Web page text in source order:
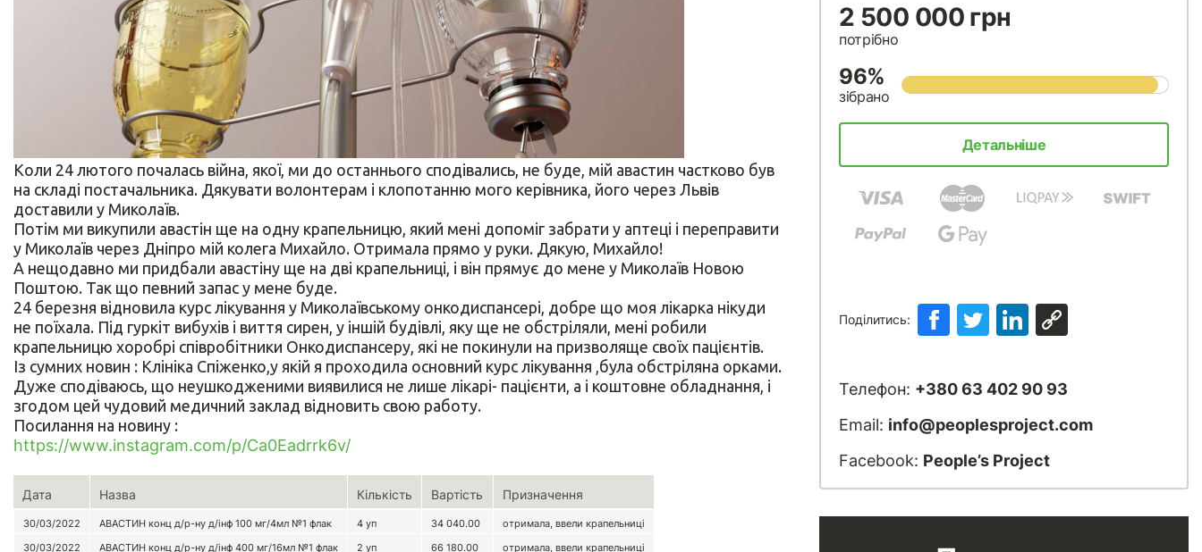
Коли 24 лютого почалась війна, якої, ми до останнього сподівались, не буде, мій авастин частково був
на складі постачальника. Дякувати волонтерам і клопотанню мого керівника, його через Львів
доставили у Миколаїв.
Потім ми викупили авастін ще на одну крапельницю, який мені допоміг забрати у аптеці і переправити
у Миколаїв через Дніпро мій колега Михайло. Отримала прямо у руки. Дякую, Михайло!
А нещодавно ми придбали авастіну ще на дві крапельниці, і він прямує до мене у Миколаїв Новою
Поштою. Так що певний запас у мене буде.
24 березня відновила курс лікування у Миколаївському онкодиспансері, добре що моя лікарка нікуди
не поїхала. Під гуркіт вибухів і виття сирен, у іншій будівлі, яку ще не обстріляли, мені робили
крапельницю хоробрі співробітники Онкодиспансеру, які не покинули на призволяще своїх пацієнтів.
Із сумних новин : Клініка Спіженко,у якій я проходила основний курс лікування ,була обстріляна орками.
Дуже сподіваюсь, що неушкодженими виявилися не лише лікарі- пацієнти, а і коштовне обладнання, і
згодом цей чудовий медичний заклад відновить свою работу.
Посилання на новину :
https://www.instagram.com/p/Ca0Eadrrk6v/
Дата Назва Кількість Вартість Призначення
30/03/2022 АВАСТИН конц д/р-ну д/інф 100 мг/4мл №1 флак 4 уп 34 040.00
отримала, ввели крапельниці
30/03/2022
АВАСТИН конц д/р-ну д/інф 400 мг/16мл №1 флак 2 уп 66 180.00
отримала, ввели крапельниці
2 500 000 грн
потрібно
96%
зібрано
Детальніше
Поділитись:
Телефон: +380 63 402 90 93
Email: info@peoplesproject.com
Facebook: People’s Project